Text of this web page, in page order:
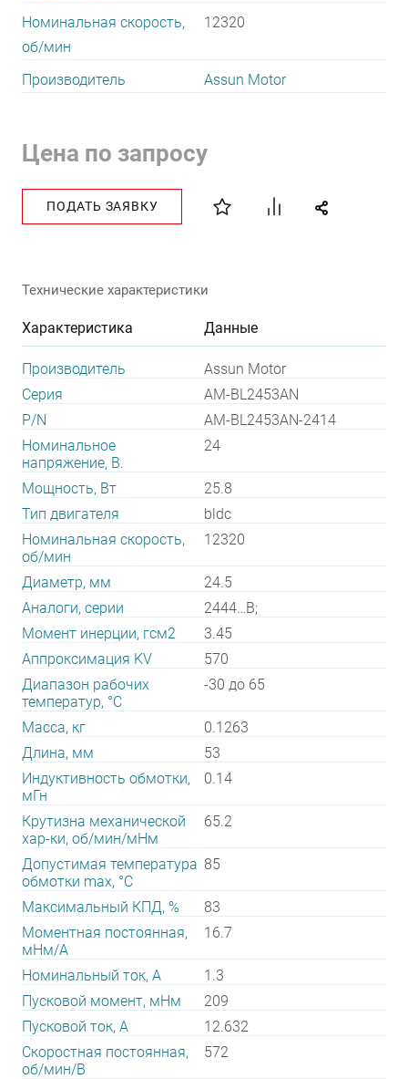
Номинальная скорость,
об/мин
12320
Производитель Assun Motor
Цена по запросу
ПОДАТЬ ЗАЯВКУ
Технические характеристики
Характеристика Данные
Производитель
Assun Motor
Серия
AM-BL2453AN
P/N
AM-BL2453AN-2414
Номинальное
напряжение, В.
24
Мощность, Вт
25.8
Тип двигателя
bldc
Номинальная скорость,
об/мин
12320
Диаметр, мм
24.5
Аналоги, серии
2444…B;
Момент инерции, гсм2
3.45
Аппроксимация KV
570
Диапазон рабочих
температур, °С
-30 до 65
Масса, кг
0.1263
Длина, мм
53
Индуктивность обмотки,
мГн
0.14
Крутизна механической
хар-ки, об/мин/мНм
65.2
Допустимая температура
обмотки max, °С
85
Максимальный КПД, %
83
Моментная постоянная,
мНм/А
16.7
Номинальный ток, А
1.3
Пусковой момент, мНм
209
Пусковой ток, А
12.632
Скоростная постоянная,
об/мин/В
572